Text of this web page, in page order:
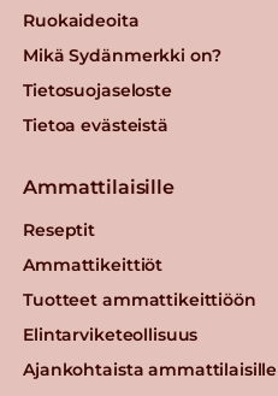
Ruokaideoita
Mikä Sydänmerkki on?
Tietosuojaseloste
Tietoa evästeistä
Ammattilaisille
Reseptit
Ammattikeittiöt
Tuotteet ammattikeittiöön
Elintarviketeollisuus
Ajankohtaista ammattilaisille